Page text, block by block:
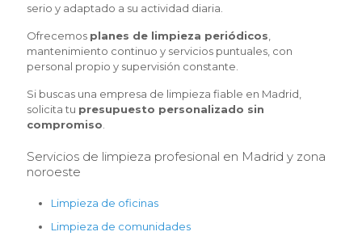
serio y adaptado a su actividad diaria.
Ofrecemos planes de limpieza periódicos
mantenimiento continuo y servicios puntuales, con
personal propio y supervisión constante.
Si buscas una empresa de limpieza fiable en Madrid,
solicita tu presupuesto personalizado sin
compromiso
Servicios de limpieza profesional en Madrid y zona
noroeste
Limpieza de oficinas
Limpieza de comunidades